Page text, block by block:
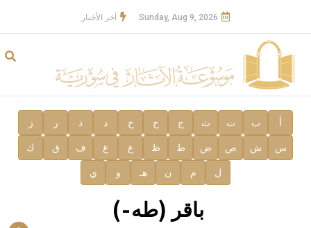
Sunday, Aug 9, 2026 آخر الأخبار
أ ب ت ث ج ح خ د ذ ر ز
س ش ص ض ط ظ ع غ ف ق ك
ل م ن هـ و ي
باقر (طه-)